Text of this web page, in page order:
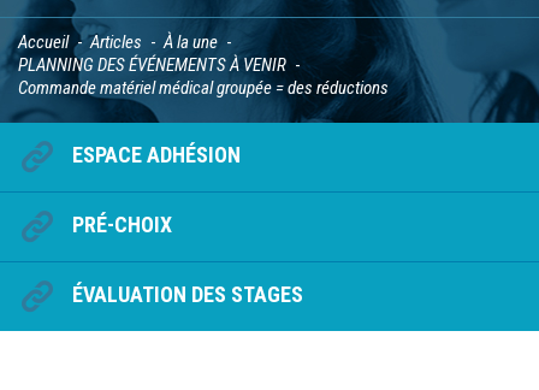
Accueil Articles
À la une
PLANNING DES ÉVÉNEMENTS À VENIR
Commande matériel médical groupée = des réductions
ESPACE ADHÉSION
PRÉ-CHOIX
ÉVALUATION DES STAGES